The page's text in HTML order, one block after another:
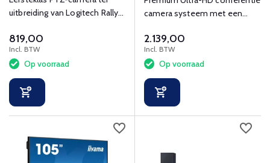
uitbreiding van Logitech Rally
819,00
Incl. BTW
Op voorraad
camera systeem met een
2.139,00
Incl. BTW
Op voorraad